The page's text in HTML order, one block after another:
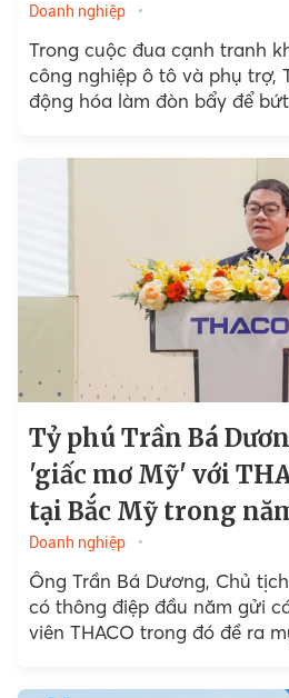
Doanh nghiệp
Trong cuộc đua cạnh tranh
công nghiệp ô tô và phụ trợ,
động hóa làm đòn bẩy để
Tỷ phú Trần Bá
'giấc mơ Mỹ' với
tại Bắc Mỹ trong
Doanh nghiệp
Ông Trần Bá Dương, Chủ
có thông điệp đầu năm gửi
viên THACO trong đó đề ra